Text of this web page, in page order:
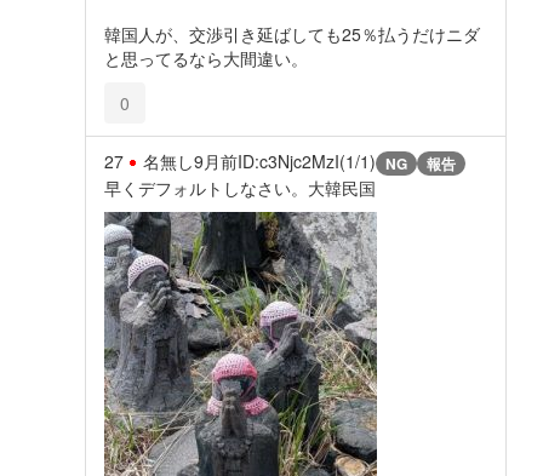
韓国人が、交渉引き延ばしても25％払うだけニダ
と思ってるなら大間違い。
0
27 名無し9月前ID:c3Njc2MzI(1/1) NG 報告
早くデフォルトしなさい。大韓民国